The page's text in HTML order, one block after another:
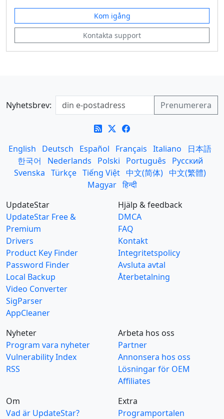
Kom igång
Kontakta support
Nyhetsbrev:
English Deutsch Español Français Italiano
日本語
한국어
Nederlands Polski Português
Русский
Svenska Türkçe Tiếng Việt 中文(简体) 中文(繁體)
Magyar हिन्दी
UpdateStar
UpdateStar Free &
Premium
Drivers
Product Key Finder
Password Finder
Local Backup
Video Converter
SigParser
AppCleaner
Hjälp & feedback
DMCA
FAQ
Kontakt
Integritetspolicy
Avsluta avtal
Återbetalning
Nyheter
Program vara nyheter
Vulnerability Index
RSS
Arbeta hos oss
Partner
Annonsera hos oss
Lösningar för OEM
Affiliates
Om
Vad är UpdateStar?
Extra
Programportalen